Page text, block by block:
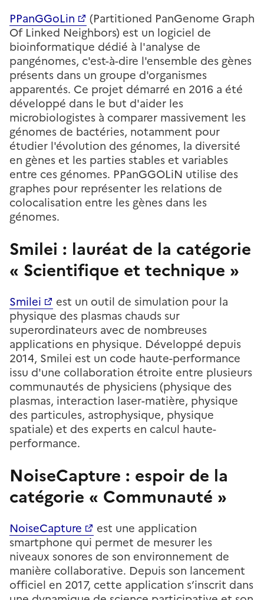
PPanGGoLin
(Partitioned PanGenome Graph
Of Linked Neighbors) est un logiciel de
bioinformatique dédié à l'analyse de
pangénomes, c'est-à-dire l'ensemble des gènes
présents dans un groupe d'organismes
apparentés. Ce projet démarré en 2016 a été
développé dans le but d'aider les
microbiologistes à comparer massivement les
génomes de bactéries, notamment pour
étudier l'évolution des génomes, la diversité
en gènes et les parties stables et variables
entre ces génomes. PPanGGOLiN utilise des
graphes pour représenter les relations de
colocalisation entre les gènes dans les
génomes.
Smilei : lauréat de la catégorie
« Scientifique et technique »
Smilei
est un outil de simulation pour la
physique des plasmas chauds sur
superordinateurs avec de nombreuses
applications en physique. Développé depuis
2014, Smilei est un code haute-performance
issu d'une collaboration étroite entre plusieurs
communautés de physiciens (physique des
plasmas, interaction laser-matière, physique
des particules, astrophysique, physique
spatiale) et des experts en calcul haute-
performance.
NoiseCapture : espoir de la
catégorie « Communauté »
NoiseCapture
est une application
smartphone qui permet de mesurer les
niveaux sonores de son environnement de
manière collaborative. Depuis son lancement
officiel en 2017, cette application s’inscrit dans